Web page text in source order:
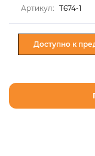
Артикул: T674-1
Доступно к